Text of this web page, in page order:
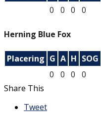
0
0 0 0
Herning Blue Fox
Placering G A H SOG
0
0 0 0
Share This
Tweet